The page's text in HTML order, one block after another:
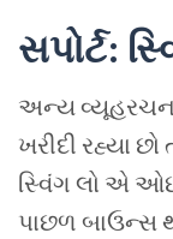
સપોર્ટ:
અન્ય
ખરીદી રહ્યા છો
સ્વિંગ લો એ
પાછળ બાઉન્સ